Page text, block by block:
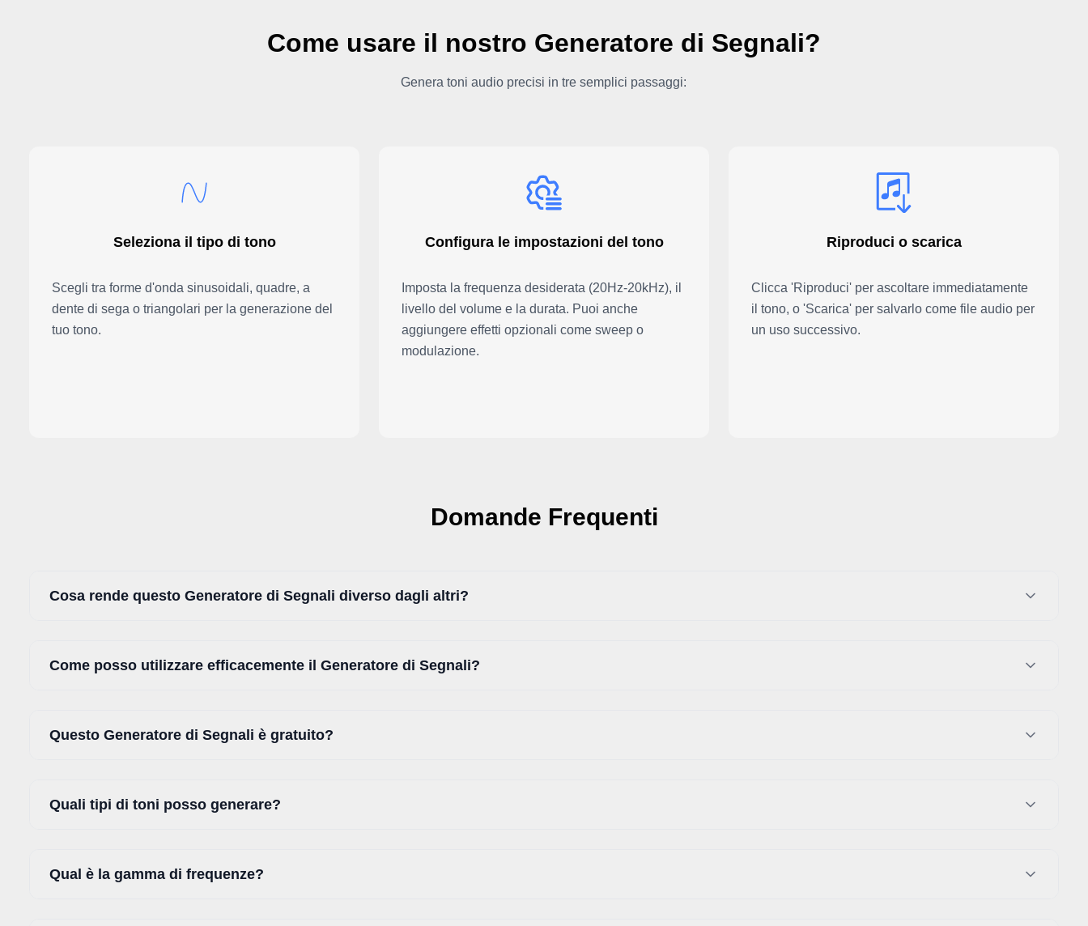
Come usare il nostro Generatore di Segnali?
Genera toni audio precisi in tre semplici passaggi:
Seleziona il tipo di tono
Scegli tra forme d'onda sinusoidali, quadre, a
dente di sega o triangolari per la generazione del
tuo tono.
Configura le impostazioni del tono
Imposta la frequenza desiderata (20Hz-20kHz), il
livello del volume e la durata. Puoi anche
aggiungere effetti opzionali come sweep o
modulazione.
Riproduci o scarica
Clicca 'Riproduci' per ascoltare immediatamente
il tono, o 'Scarica' per salvarlo come file audio per
un uso successivo.
Domande Frequenti
Cosa rende questo Generatore di Segnali diverso dagli altri?
Come posso utilizzare efficacemente il Generatore di Segnali?
Questo Generatore di Segnali è gratuito?
Quali tipi di toni posso generare?
Qual è la gamma di frequenze?